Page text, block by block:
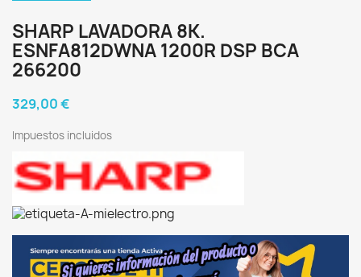
SHARP LAVADORA 8K.
ESNFA812DWNA 1200R DSP BCA
266200
329,00 €
Impuestos incluidos